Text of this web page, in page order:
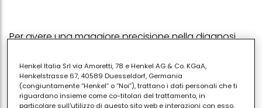
Per avere una maggiore precisione nella diagnosi
da alcuniesami del sangue, gli AGA e gli EMA
sono anticorpi che offrono delle informazioni
riguardanti la predisposizione dell'organismo ad
Henkel Italia Srl via Amoretti, 78 e Henkel AG & Co. KGaA,
Henkelstrasse 67, 40589 Duesseldorf, Germania
(congiuntamente “Henkel” o “Noi”), trattano i dati personali che ti
riguardano insieme come co-titolari del trattamento, in
particolare sull'utilizzo di questo sito web e interazioni con esso,